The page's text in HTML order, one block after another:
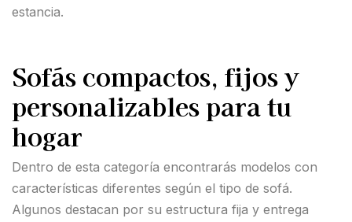
estancia.
Sofás compactos, fijos y
personalizables para tu
hogar
Dentro de esta categoría encontrarás modelos con
características diferentes según el tipo de sofá.
Algunos destacan por su estructura fija y entrega